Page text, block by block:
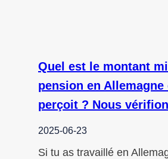
Quel est le montant
pension en
perçoit ? Nous
2025-06-23
Si tu as travaillé en